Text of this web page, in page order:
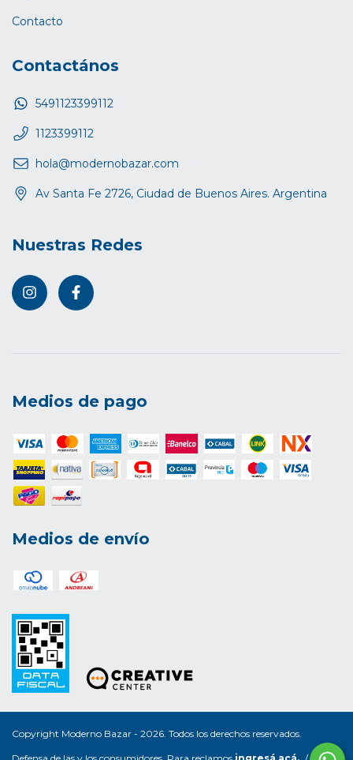
Contacto
Contactános
5491123399112
1123399112
hola@modernobazar.com
Av Santa Fe 2726, Ciudad de Buenos Aires. Argentina
Nuestras Redes
Medios de pago
Medios de envío
Copyright Moderno Bazar - 2026. Todos los derechos reservados.